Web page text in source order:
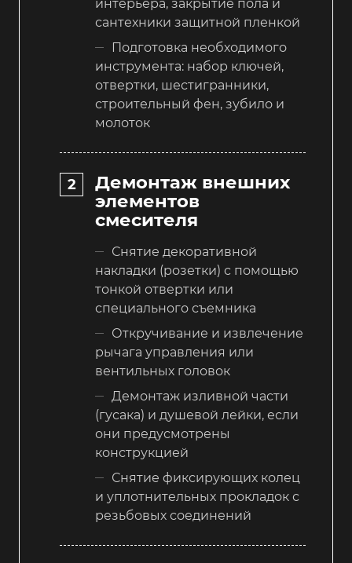
интерьера, закрытие пола и
сантехники защитной пленкой
Подготовка необходимого
инструмента: набор ключей,
отвертки, шестигранники,
строительный фен, зубило и
молоток
Демонтаж внешних
элементов
смесителя
Снятие декоративной
накладки (розетки) с помощью
тонкой отвертки или
специального съемника
Откручивание и извлечение
рычага управления или
вентильных головок
Демонтаж изливной части
(гусака) и душевой лейки, если
они предусмотрены
конструкцией
Снятие фиксирующих колец
и уплотнительных прокладок с
резьбовых соединений